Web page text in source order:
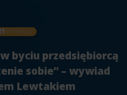
WYWIADY
byciu przedsiębiorcą
sobie” – wywiad
Lewtakiem